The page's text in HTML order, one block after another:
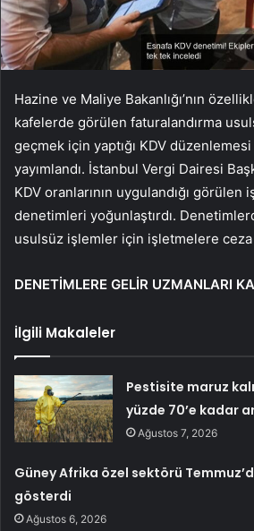
Hazine ve Maliye Bakanlığı’nın
kafelerde görülen faturalandırma
geçmek için yaptığı KDV düzenlemesi
yayımlandı. İstanbul Vergi Dairesi
KDV oranlarının uygulandığı görülen
denetimleri yoğunlaştırdı.
usulsüz işlemler için işletmelere
DENETİMLERE GELİR UZMANLARI
İlgili Makaleler
Pestisite maruz
yüzde 70’e kadar
Ağustos 7, 2026
Güney Afrika özel sektörü
gösterdi
Ağustos 6, 2026